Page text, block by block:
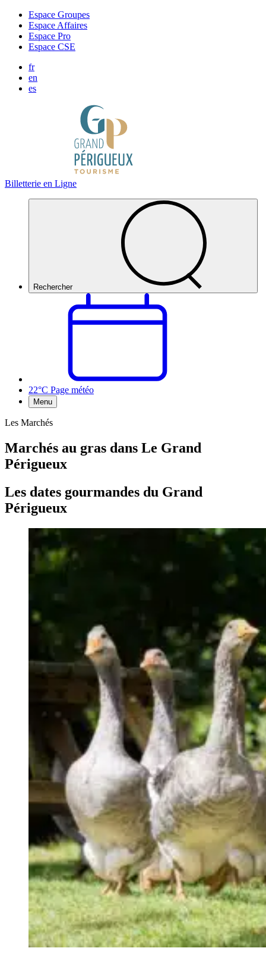
Espace Groupes
Espace Affaires
Espace Pro
Espace CSE
fr
en
es
Billetterie en Ligne
Rechercher
22°C Page météo
Menu
Les Marchés
Marchés au gras dans Le Grand
Périgueux
Les dates gourmandes du Grand
Périgueux